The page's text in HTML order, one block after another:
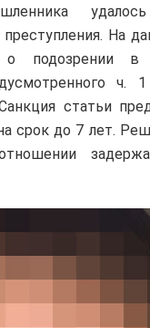
На
подозрении в
статьи
срок до 7 лет.